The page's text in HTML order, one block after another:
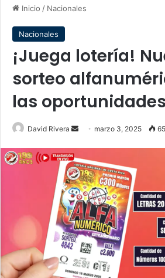
Inicio / Nacionales
Nacionales
¡Juega lotería!
sorteo
las
David Rivera
Send
email
marzo 3, 2025 65